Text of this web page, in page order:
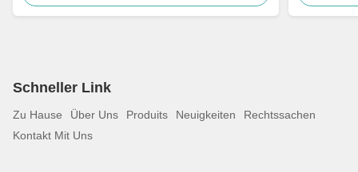
Schneller Link
Zu Hause Über Uns Produits Neuigkeiten
Rechtssachen
Kontakt Mit Uns